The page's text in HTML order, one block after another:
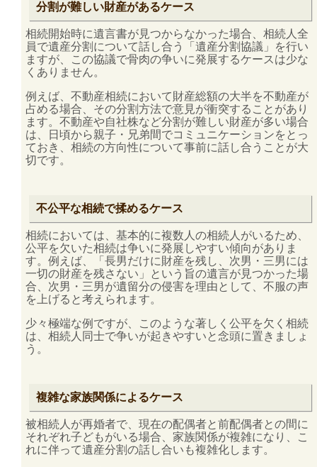
分割が難しい財産があるケース
相続開始時に遺言書が見つからなかった場合、相続人全
員で遺産分割について話し合う「遺産分割協議」を行い
ますが、この協議で骨肉の争いに発展するケースは少な
くありません。
例えば、 不動産相続において財産総額の大半を不動産が
占める場合、その分割方法で意見が衝突することがあり
ます。不動産や自社株など分割が難しい財産が多い場合
は、日頃から親子・兄弟間でコミュニケーションをとっ
ておき、相続の方向性について事前に話し合うことが大
切です。
不公平な相続で揉めるケース
相続においては、基本的に複数人の相続人がいるため、
公平を欠いた相続は争いに発展しやすい傾向がありま
す。例えば、「長男だけに財産を残し、次男・三男には
一切の財産を残さない」という旨の遺言が見つかった場
合、次男・三男が遺留分の侵害を理由として、不服の声
を上げると考えられます。
少々極端な例ですが、このような著しく公平を欠く相続
は、相続人同士で争いが起きやすいと念頭に置きましょ
う。
複雑な家族関係によるケース
被相続人が再婚者で、現在の配偶者と前配偶者との間に
それぞれ子どもがいる場合、家族関係が複雑になり、こ
れに伴って遺産分割の話し合いも複雑化します。